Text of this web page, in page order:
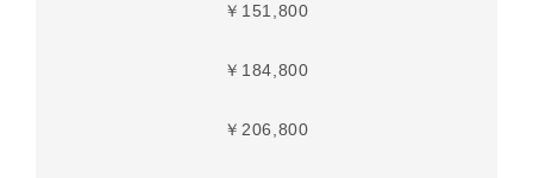
￥151,800
￥184,800
￥206,800